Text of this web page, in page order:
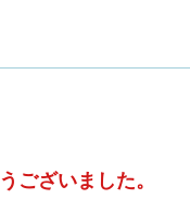
ございました。